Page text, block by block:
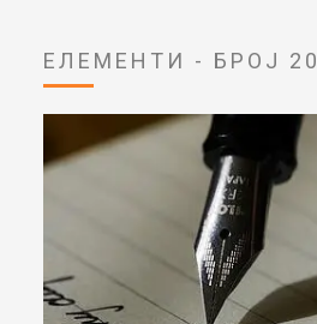
ЕЛЕМЕНТИ - БРОЈ 20